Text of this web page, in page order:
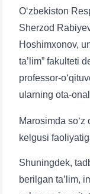
O‘zbekiston
Sherzod
Hoshimxonov,
ta’lim” fakulteti
professor-
ularning ota-
Marosimda
kelgusi
Shuningdek,
berilgan ta’lim,